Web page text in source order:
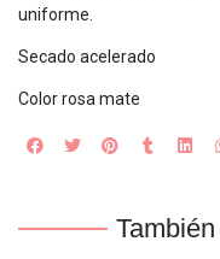
uniforme.
Secado acelerado
Color rosa mate